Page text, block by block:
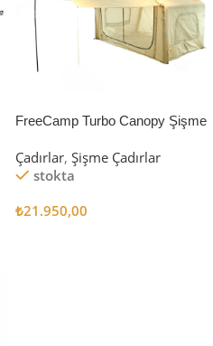
FreeCamp Turbo Canopy Şişme
Çadırlar, Şişme Çadırlar
stokta
₺21.950,00